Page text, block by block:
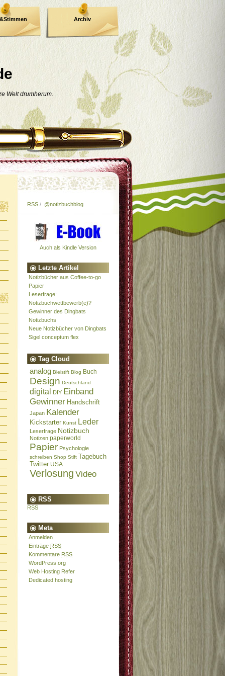
Welt drumherum.
Archiv
RSS / @notizbuchblog
Auch als Kindle Version
Letzte Artikel
Notizbücher aus Coffee-to-go
Papier
Leserfrage:
Notizbuchwettbewerb(e)?
Gewinner des Dingbats
Notizbuchs
Neue Notizbücher von Dingbats
Sigel conceptum flex
Tag Cloud
analog Bleistift Blog Buch
Design Deutschland
digital DIY Einband
Gewinner Handschrift
Japan Kalender
Kickstarter Kunst Leder
Leserfrage Notizbuch
Notizen paperworld
Papier Psychologie
schreiben Shop Stift Tagebuch
Twitter USA
Verlosung Video
RSS
RSS
Meta
Anmelden
Einträge RSS
Kommentare RSS
WordPress.org
Web Hosting Refer
Dedicated hosting